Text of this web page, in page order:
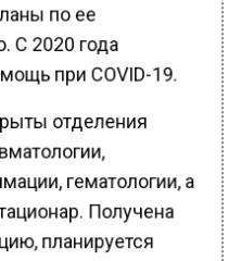
по ее
С 2020 года
при COVID-19.
отделения
гематологии, а
Получена
планируется